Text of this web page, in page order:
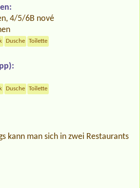
4/5/6B nové
Dusche
Toilette
Dusche Toilette
kann man sich in zwei Restaurants